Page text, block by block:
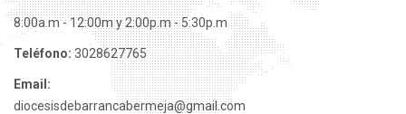
8:00a.m - 12:00m y 2:00p.m - 5:30p.m
Teléfono: 3028627765
Email:
diocesisdebarrancabermeja@gmail.com